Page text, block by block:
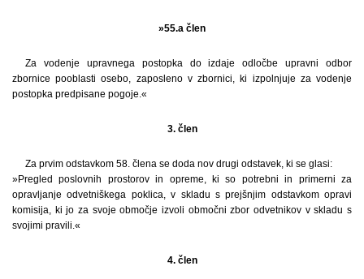
»55.a člen
Za vodenje upravnega postopka do izdaje odločbe upravni odbor
zbornice pooblasti osebo, zaposleno v zbornici, ki izpolnjuje za vodenje
postopka predpisane pogoje.«
3. člen
Za prvim odstavkom 58. člena se doda nov drugi odstavek, ki se glasi:
»Pregled poslovnih prostorov in opreme, ki so potrebni in primerni za
opravljanje odvetniškega poklica, v skladu s prejšnjim odstavkom opravi
komisija, ki jo za svoje območje izvoli območni zbor odvetnikov v skladu s
svojimi pravili.«
4. člen